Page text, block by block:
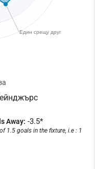
Away: -3.5*
1.5 goals in the fixture, i.e : 1